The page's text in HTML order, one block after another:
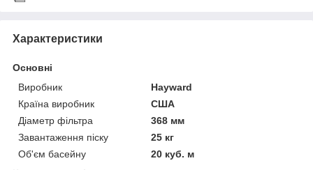
Характеристики
Основні
Виробник
Hayward
Країна виробник
США
Діаметр фільтра
368 мм
Завантаження піску
25 кг
Об'єм басейну
20 куб. м